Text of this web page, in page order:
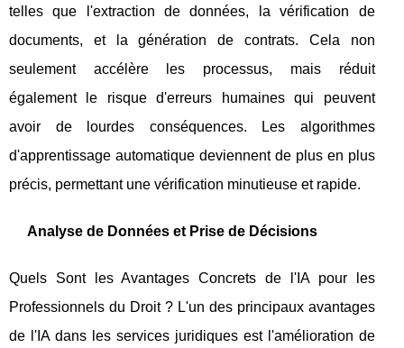
telles que l'extraction de données, la vérification de
documents, et la génération de contrats. Cela non
seulement accélère les processus, mais réduit
également le risque d'erreurs humaines qui peuvent
avoir de lourdes conséquences. Les algorithmes
d'apprentissage automatique deviennent de plus en plus
précis, permettant une vérification minutieuse et rapide.
Analyse de Données et Prise de Décisions
Quels Sont les Avantages Concrets de l'IA pour les
Professionnels du Droit ? L'un des principaux avantages
de l'IA dans les services juridiques est l'amélioration de